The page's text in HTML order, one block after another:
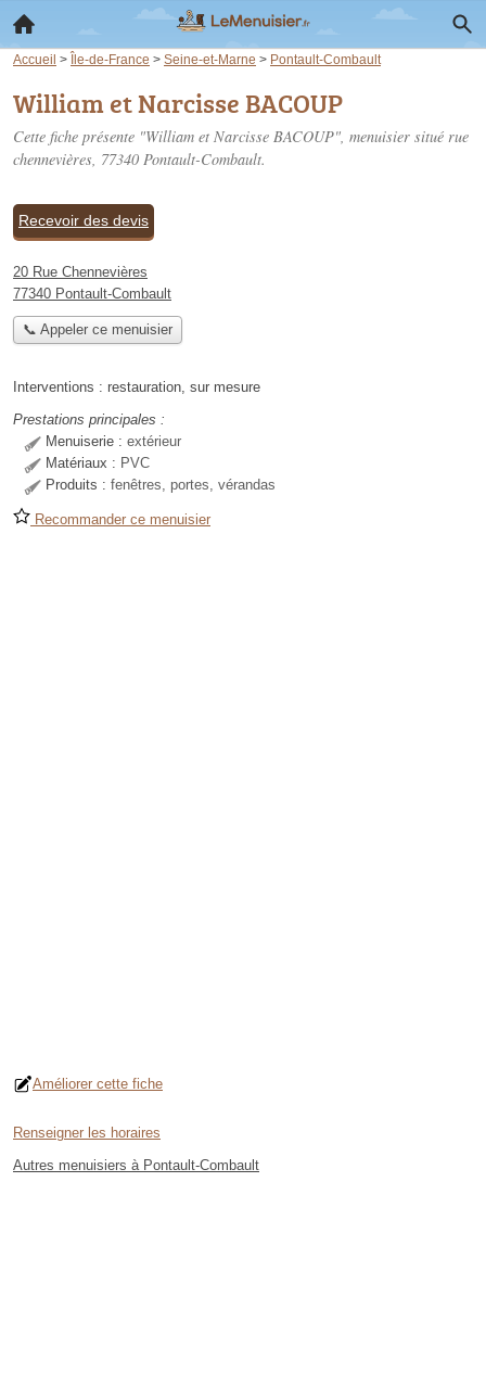
Accueil > Île-de-France > Seine-et-Marne > Pontault-Combault
William et Narcisse BACOUP
Cette fiche présente "William et Narcisse BACOUP", menuisier situé rue
chennevières, 77340 Pontault-Combault.
Recevoir des devis
20 Rue Chennevières
77340 Pontault-Combault
📞 Appeler ce menuisier
Interventions : restauration, sur mesure
Prestations principales :
Menuiserie : extérieur
Matériaux : PVC
Produits : fenêtres, portes, vérandas
Recommander ce menuisier
Améliorer cette fiche
Renseigner les horaires
Autres menuisiers à Pontault-Combault